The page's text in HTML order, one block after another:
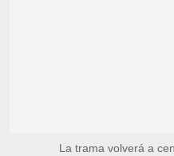
La trama volverá a